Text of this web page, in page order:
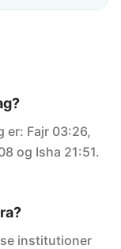
er: Fajr 03:26,
og Isha 21:51.
institutioner